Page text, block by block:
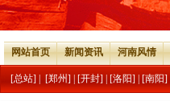
网站首页 新闻资讯 河南风情
[总站] [郑州] [开封] [洛阳] [南阳]